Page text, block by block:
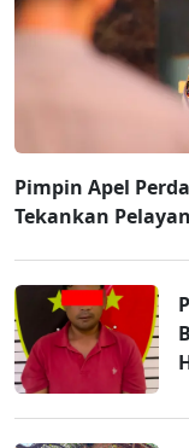
Pimpin Apel
Tekankan